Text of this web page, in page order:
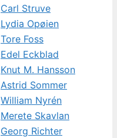
Carl Struve
Lydia Opøien
Tore Foss
Edel Eckblad
Knut M. Hansson
Astrid Sommer
William Nyrén
Merete Skavlan
Georg Richter